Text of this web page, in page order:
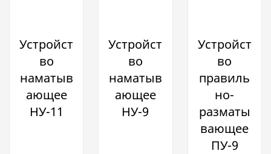
Устройст
во
наматыв
ающее
НУ-11
Устройст
во
наматыв
ающее
НУ-9
Устройст
во
правиль
но-
разматы
вающее
ПУ-9